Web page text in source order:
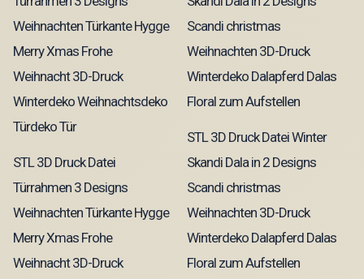
STL 3D Druck Datei
Türrahmen 3 Designs
Weihnachten Türkante Hygge
Merry Xmas Frohe
Weihnacht 3D-Druck
STL 3D Druck Datei Winter
Skandi Dala in 2 Designs
Scandi christmas
Weihnachten 3D-Druck
Winterdeko Dalapferd Dalas
Floral zum Aufstellen